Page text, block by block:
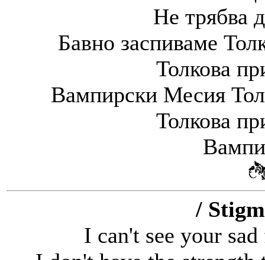
Не трябва
Бавно заспиваме
Толкова
Вампирски Месия
Толкова
/
I can't see your